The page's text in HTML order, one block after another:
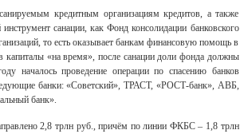
кредитным организациям кредитов, а также
санации, как Фонд консолидации банковского
то есть оказывает банкам финансовую помощь в
капиталы «на время», после санации доли фонда должны
началось проведение операции по спасению банков
банки: «Советский», ТРАСТ, «РОСТ-банк», АВБ,
банк».
2,8 трлн руб., причём по линии ФКБС – 1,8 трлн